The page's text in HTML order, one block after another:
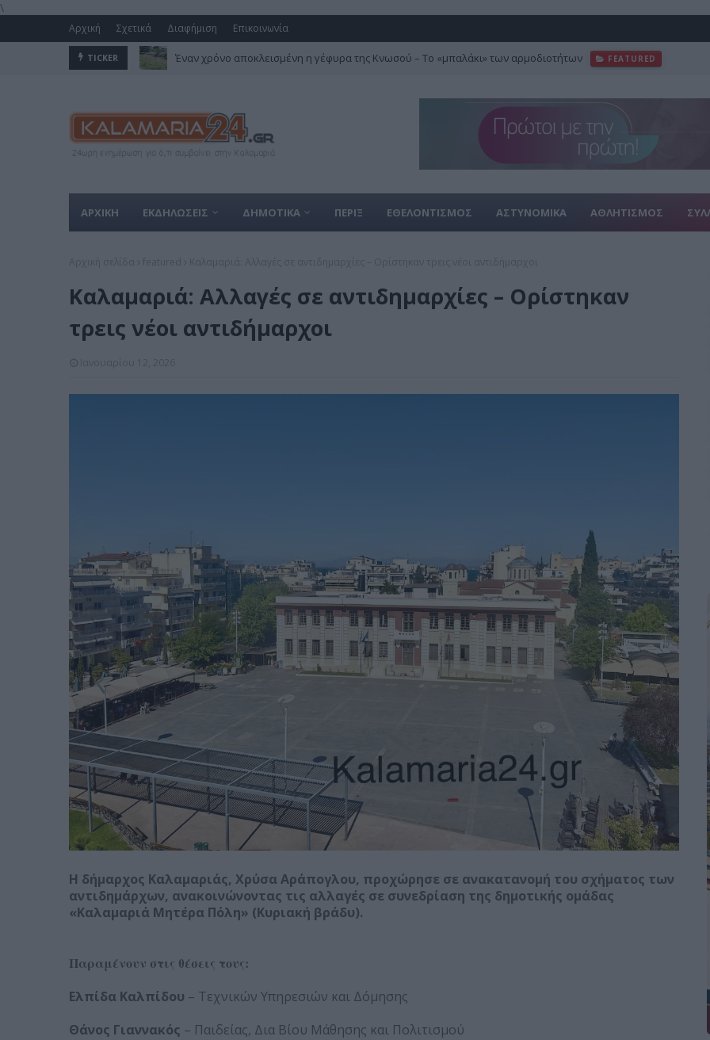
\
Αρχική Σχετικά Διαφήμιση Επικοινωνία
TICKER Έναν χρόνο αποκλεισμένη η γέφυρα της Κνωσού – Το «μπαλάκι» των αρμοδιοτήτων FEATURED
ΑΡΧΙΚΗ ΕΚΔΗΛΩΣΕΙΣ ΔΗΜΟΤΙΚΑ ΠΕΡΙΞ ΕΘΕΛΟΝΤΙΣΜΟΣ ΑΣΤΥΝΟΜΙΚΑ ΑΘΛΗΤΙΣΜΟΣ
Καλαμαριά: Aλλαγές σε αντιδημαρχίες – Ορίστηκαν
τρεις νέοι αντιδήμαρχοι
Η δήμαρχος Καλαμαριάς, Χρύσα Αράπογλου, προχώρησε σε ανακατανομή του σχήματος των
αντιδημάρχων, ανακοινώνοντας τις αλλαγές σε συνεδρίαση της δημοτικής ομάδας
«Καλαμαριά Μητέρα Πόλη» (Κυριακή βράδυ).
Παραμένουν στις θέσεις τους:
Ελπίδα Καλπίδου – Τεχνικών Υπηρεσιών και Δόμησης
Θάνος Γιαννακός – Παιδείας, Δια Βίου Μάθησης και Πολιτισμού